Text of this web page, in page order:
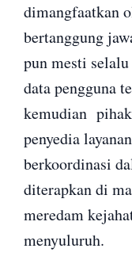
dimangfaatkan
bertanggung
pun mesti
data pengguna
kemudian
penyedia
berkoordinasi
diterapkan di
meredam
menyuluruh.